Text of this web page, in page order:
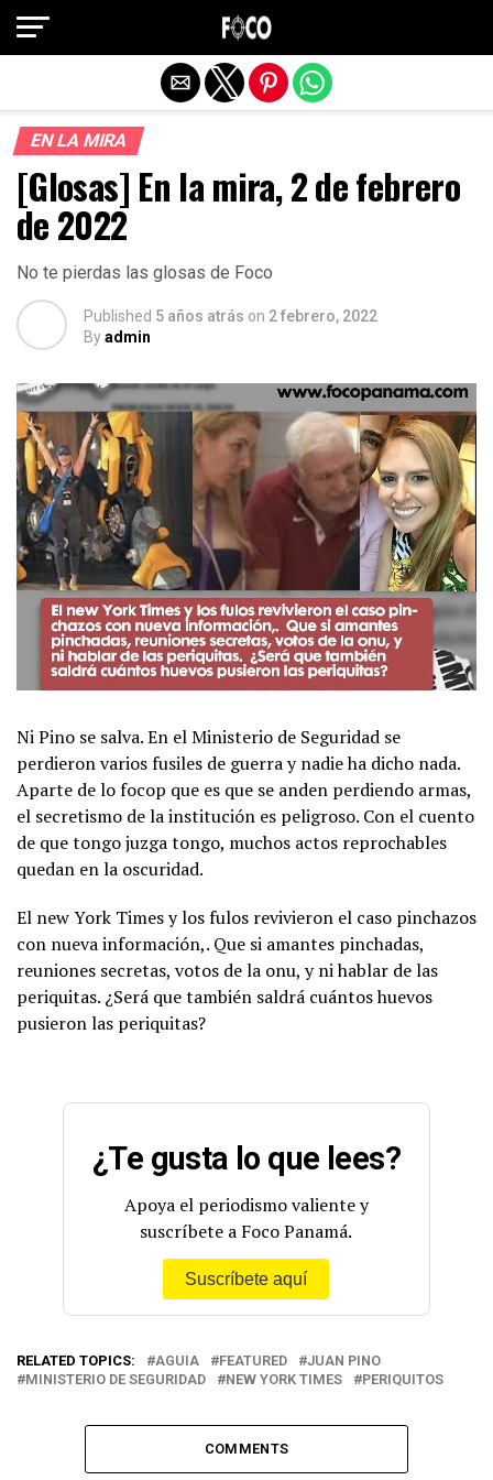
EN LA MIRA
[Glosas] En la mira, 2 de febrero
de 2022
No te pierdas las glosas de Foco
Published 5 años atrás on 2 febrero, 2022
Byadmin
Ni Pino se salva. En el Ministerio de Seguridad se
perdieron varios fusiles de guerra y nadie ha dicho nada.
Aparte de lo focop que es que se anden perdiendo armas,
el secretismo de la institución es peligroso. Con el cuento
de que tongo juzga tongo, muchos actos reprochables
quedan en la oscuridad.
El new York Times y los fulos revivieron el caso pinchazos
con nueva información,. Que si amantes pinchadas,
reuniones secretas, votos de la onu, y ni hablar de las
periquitas. ¿Será que también saldrá cuántos huevos
pusieron las periquitas?
¿Te gusta lo que lees?
Apoya el periodismo valiente y
suscríbete a Foco Panamá.
Suscríbete aquí
RELATED TOPICS: AGUIA FEATURED
JUAN PINO
MINISTERIO DE SEGURIDAD
NEW YORK TIMES PERIQUITOS
COMMENTS
Salir de la versión móvil